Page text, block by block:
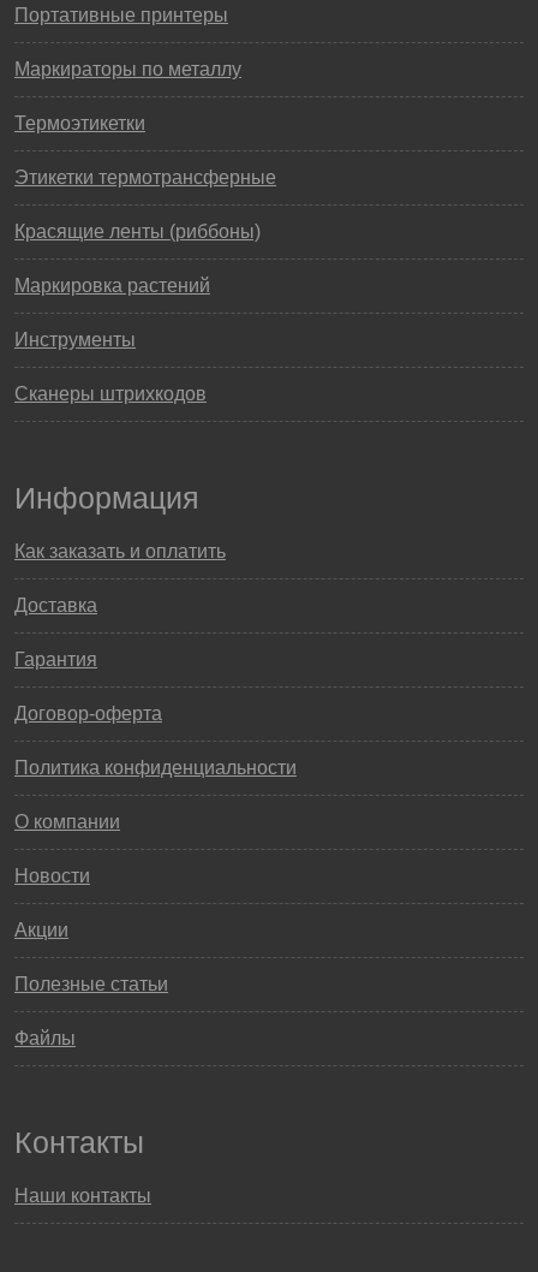
Портативные принтеры
Маркираторы по металлу
Термоэтикетки
Этикетки термотрансферные
Красящие ленты (риббоны)
Маркировка растений
Инструменты
Сканеры штрихкодов
Информация
Как заказать и оплатить
Доставка
Гарантия
Договор-оферта
Политика конфиденциальности
О компании
Новости
Акции
Полезные статьи
Файлы
Контакты
Наши контакты